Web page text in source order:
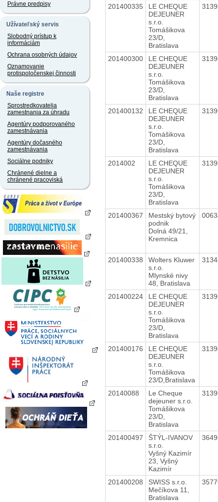
Právne predpisy
Užívateľský servis
Slobodný prístup k
informáciám
Ochrana osobných údajov
Oznamovanie
protispoločenskej činnosti
Naše registre
Sprostredkovatelia
zamestnania za úhradu
Agentúry podporovaného
zamestnávania
Agentúry dočasného
zamestnávania
Sociálne podniky
Chránené dielne a
chránené pracoviská
201400335
LE CHEQUE
DEJEUNER
s.r.o.
Tomášikova
23/D,
Bratislava
201400300
LE CHEQUE
DEJEUNER
s.r.o.
Tomášikova
23/D,
Bratislava
201400132
LE CHEQUE
DEJEUNER
s.r.o.
Tomášikova
23/D,
Bratislava
2014002
LE CHEQUE
DEJEUNER
s.r.o.
Tomášikova
23/D,
Bratislava
201400367
Mestský bytový
podnik
Dolná 49/21,
Kremnica
201400338
Wolters Kluwer
s.r.o.
Mlynské nivy
48, Bratislava
201400224
LE CHEQUE
DEJEUNER
s.r.o.
Tomášikova
23/D,
Bratislava
201400176
LE CHEQUE
DEJEUNER
s.r.o.
Tomášikova
23/D,Bratislava
20140088
Le Cheque
dejeuner s.r.o.
Tomášikova
23/D,
Bratislava
201400497
ŠTÝL-IVANOV
s.r.o.
Vyšný Kazimír
23, Vyšný
Kazimír
201400208
SWISS s.r.o.
Mečíkova 11,
Bratislava